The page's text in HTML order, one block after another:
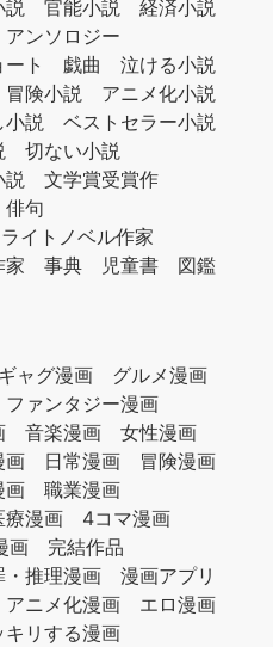
説 官能小説
経済小説
アンソロジー
ト 戯曲
泣ける小説
冒険小説
アニメ化小説
小説
ベストセラー小説
切ない小説
説
文学賞受賞作
俳句
ライトノベル作家
家 事典 児童書
図鑑
ギャグ漫画
グルメ漫画
ファンタジー漫画
音楽漫画
女性漫画
画 日常漫画
冒険漫画
画
職業漫画
療漫画
4コマ漫画
画
完結作品
・推理漫画
漫画アプリ
アニメ化漫画
エロ漫画
キリする漫画